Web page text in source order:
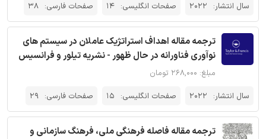
سال انتشار: 2022 صفحات انگلیسی: 14 صفحات فارسی: 38
ترجمه مقاله اهداف استراتژیک عاملان در سیستم های
نوآوری فناورانه در حال ظهور - نشریه تیلور و فرانسیس
مبلغ: ۲۶۸,۰۰۰ تومان
سال انتشار: 2022 صفحات انگلیسی: 15 صفحات فارسی: 29
ترجمه مقاله فاصله فرهنگی ملی، فرهنگ سازمانی و